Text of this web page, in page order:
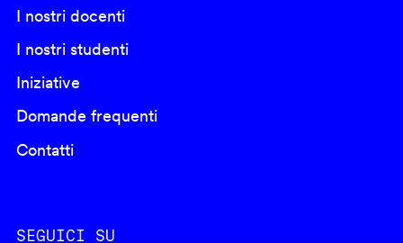
I nostri docenti
I nostri studenti
Iniziative
Domande frequenti
Contatti
SEGUICI SU